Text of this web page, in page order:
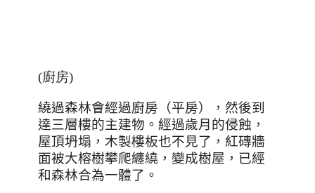
(廚房)
繞過森林會經過廚房（平房），然後到
達三層樓的主建物。 經過歲月的侵蝕 ，
屋頂坍塌，木製樓板也不見了，紅磚牆
面被大榕樹攀爬纏繞，變成樹屋，已經
和森林合為一體了。